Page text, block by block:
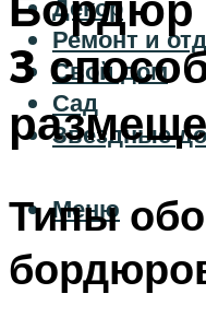
Декор
Ремонт и
Свой дом
Сад
Звездные
Меню
3
Типы